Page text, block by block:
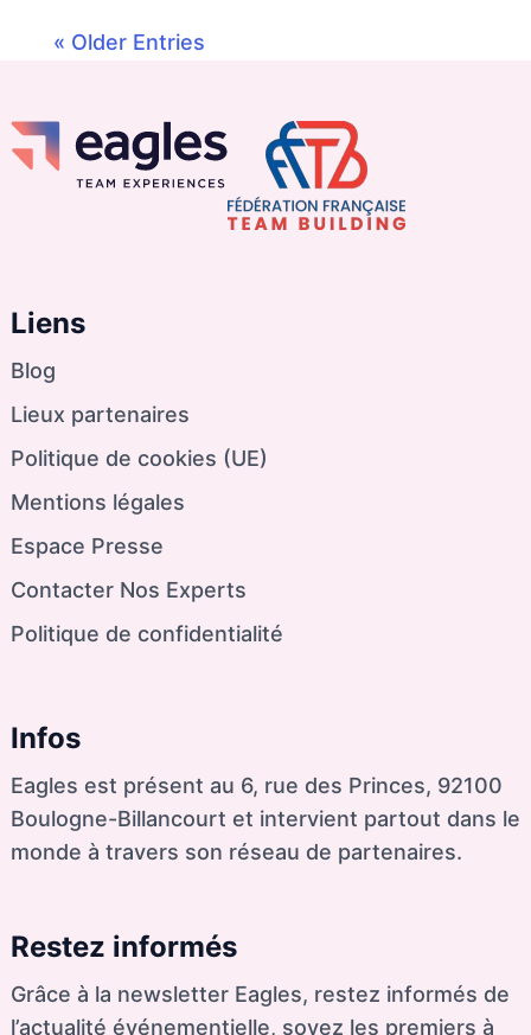
« Older Entries
Liens
Blog
Lieux partenaires
Politique de cookies (UE)
Mentions légales
Espace Presse
Contacter Nos Experts
Politique de confidentialité
Infos
Eagles est présent au 6, rue des Princes, 92100
Boulogne-Billancourt et intervient partout dans le
monde à travers son réseau de partenaires.
Restez informés
Grâce à la newsletter Eagles, restez informés de
l’actualité événementielle, soyez les premiers à